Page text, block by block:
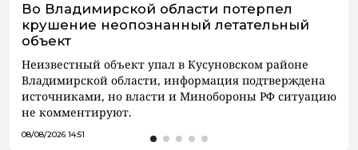
Во Владимирской области потерпел
крушение неопознанный летательный
объект
Неизвестный объект упал в Кусуновском районе
Владимирской области, информация подтверждена
источниками, но власти и Минобороны РФ ситуацию
не комментируют.
08/08/2026 14:51